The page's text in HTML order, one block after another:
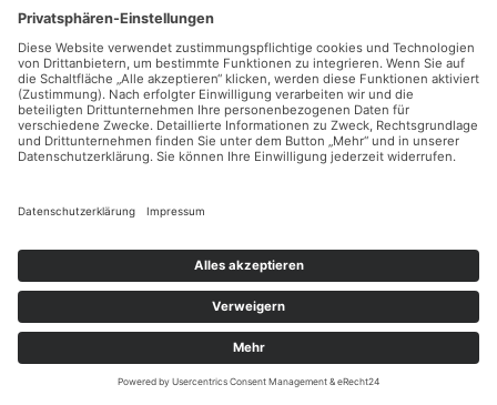
Kontakt
Newsletter
Datenschutz
Impressum
Facebook
Instagram
Youtube